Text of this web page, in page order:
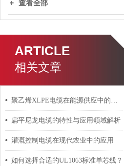
查看全部
ARTICLE
相关文章
聚乙烯XLPE电缆在能源供应中的应用
扁平尼龙电缆的特性与应用领域解析
灌溉控制电缆在现代农业中的应用
如何选择合适的UL1063标准单芯线？